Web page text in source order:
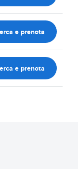
e prenota
e prenota